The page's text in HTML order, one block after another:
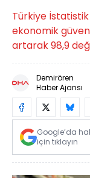
Türkiye
ekonomik
artarak 98,9
Demirören
Haber Ajansı
Google’da
için tıklayın